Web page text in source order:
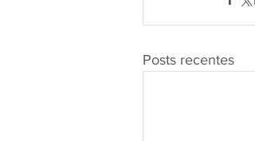
Posts recentes